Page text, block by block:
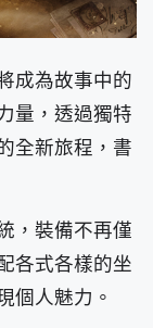
成為故事中的
量，透過獨特
全新旅程，書
，裝備不再僅
各式各樣的坐
個人魅力。